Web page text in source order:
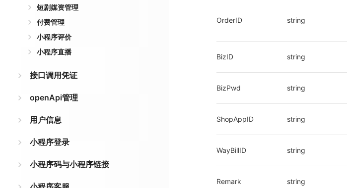
短剧媒资管理
付费管理
小程序评价
小程序直播
接口调用凭证
openApi管理
用户信息
小程序登录
小程序码与小程序链接
OrderID string
BizID string
BizPwd string
ShopAppID string
WayBillID string
Remark string